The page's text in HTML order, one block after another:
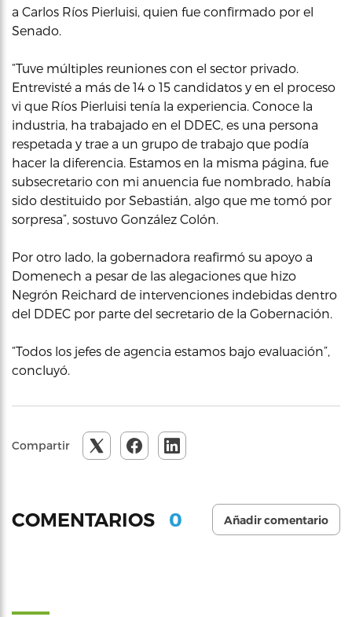
a Carlos Ríos Pierluisi, quien fue confirmado por el
Senado.
“Tuve múltiples reuniones con el sector privado.
Entrevisté a más de 14 o 15 candidatos y en el proceso
vi que Ríos Pierluisi tenía la experiencia. Conoce la
industria, ha trabajado en el DDEC, es una persona
respetada y trae a un grupo de trabajo que podía
hacer la diferencia. Estamos en la misma página, fue
subsecretario con mi anuencia fue nombrado, había
sido destituido por Sebastián, algo que me tomó por
sorpresa”, sostuvo González Colón.
Por otro lado, la gobernadora reafirmó su apoyo a
Domenech a pesar de las alegaciones que hizo
Negrón Reichard de intervenciones indebidas dentro
del DDEC por parte del secretario de la Gobernación.
“Todos los jefes de agencia estamos bajo evaluación”,
concluyó.
Compartir
COMENTARIOS 0 Añadir comentario